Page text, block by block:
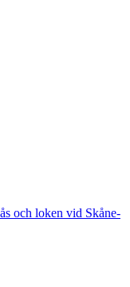
och loken vid Skåne-